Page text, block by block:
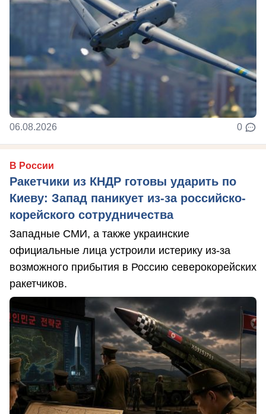
06.08.2026 0
В России
Ракетчики из КНДР готовы ударить по
Киеву: Запад паникует из-за российско-
корейского сотрудничества
Западные СМИ, а также украинские
официальные лица устроили истерику из-за
возможного прибытия в Россию северокорейских
ракетчиков.